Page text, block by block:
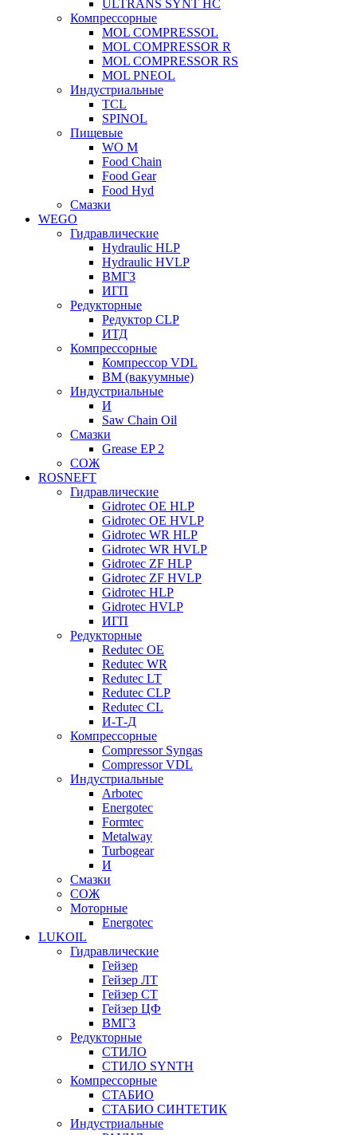
ULTRANS SYNT HC
Компрессорные
MOL COMPRESSOL
MOL COMPRESSOR R
MOL COMPRESSOR RS
MOL PNEOL
Индустриальные
TCL
SPINOL
Пищевые
WO M
Food Chain
Food Gear
Food Hyd
Смазки
WEGO
Гидравлические
Hydraulic HLP
Hydraulic HVLP
ВМГЗ
ИГП
Редукторные
Редуктор CLP
ИТД
Компрессорные
Компрессор VDL
ВМ (вакуумные)
Индустриальные
И
Saw Chain Oil
Смазки
Grease EP 2
СОЖ
ROSNEFT
Гидравлические
Gidrotec OE HLP
Gidrotec OE HVLP
Gidrotec WR HLP
Gidrotec WR HVLP
Gidrotec ZF HLP
Gidrotec ZF HVLP
Gidrotec HLP
Gidrotec HVLP
ИГП
Редукторные
Redutec OE
Redutec WR
Redutec LT
Redutec CLP
Redutec CL
И-Т-Д
Компрессорные
Compressor Syngas
Compressor VDL
Индустриальные
Arbotec
Energotec
Formtec
Metalway
Turbogear
И
Смазки
СОЖ
Моторные
Energotec
LUKOIL
Гидравлические
Гейзер
Гейзер ЛТ
Гейзер СТ
Гейзер ЦФ
ВМГЗ
Редукторные
СТИЛО
СТИЛО SYNTH
Компрессорные
СТАБИО
СТАБИО СИНТЕТИК
Индустриальные